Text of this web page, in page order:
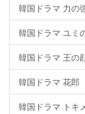
韓国ドラマ 力の
韓国ドラマ ユミ
韓国ドラマ 王の
韓国ドラマ 花郎
韓国ドラマ トキ